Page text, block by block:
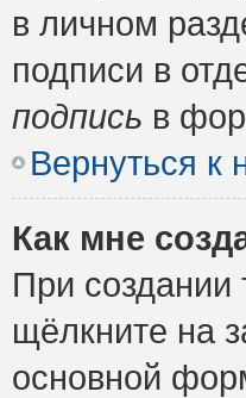
в личном
подписи в
подпись в
Вернуться к
Как мне
При
щёлкните на
основной